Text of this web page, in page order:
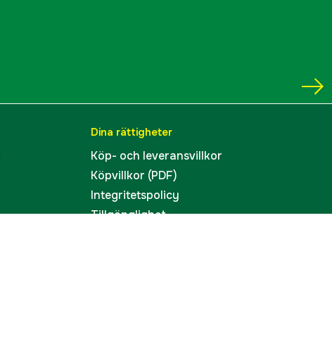
Dina rättigheter
Köp- och leveransvillkor
Köpvillkor (PDF)
Integritetspolicy
Tillgänglighet